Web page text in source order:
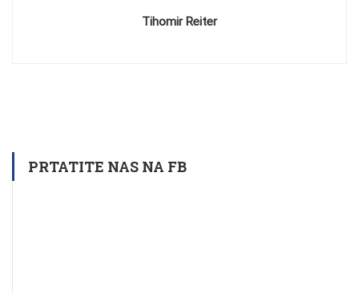
Tihomir Reiter
PRTATITE NAS NA FB